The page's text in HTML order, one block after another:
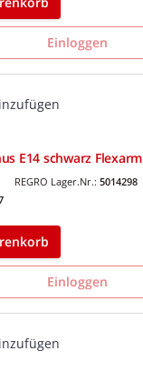
Einloggen
E14 schwarz Flexarm
REGRO Lager.Nr.: 5014298
Einloggen